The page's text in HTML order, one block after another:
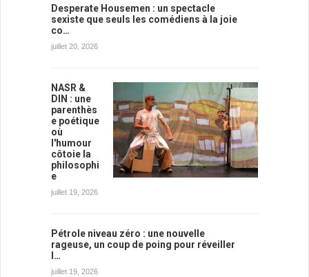
Desperate Housemen : un spectacle
sexiste que seuls les comédiens à la joie
co…
juillet 20, 2026
NASR &
DIN : une
parenthès
e poétique
où
l'humour
côtoie la
philosophi
e
juillet 19, 2026
Pétrole niveau zéro : une nouvelle
rageuse, un coup de poing pour réveiller
l…
juillet 19, 2026